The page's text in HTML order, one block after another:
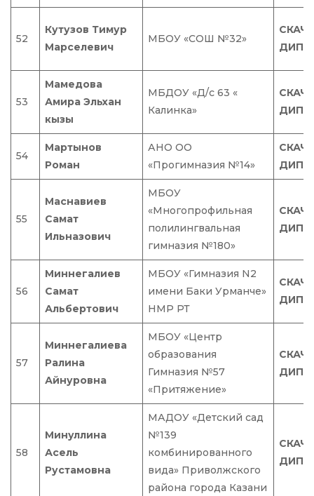
52
Кутузов Тимур
Марселевич
МБОУ «CОШ №32»
53
Мамедова
Амира Эльхан
кызы
МБДОУ «Д/с 63 «
Калинка»
54
Мартынов
Роман
АНО ОО
«Прогимназия №14»
55
Маснавиев
Самат
Ильназович
МБОУ
«Многопрофильная
полилингвальная
гимназия №180»
56
Миннегалиев
Самат
Альбертович
МБОУ «Гимназия N2
имени Баки Урманче»
НМР РТ
57
Миннегалиева
Ралина
Айнуровна
МБОУ «Центр
образования
Гимназия №57
«Притяжение»
58
Минуллина
Асель
Рустамовна
МАДОУ «Детский сад
№139
комбинированного
вида» Приволжского
района города Казани